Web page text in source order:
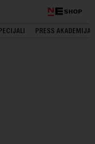
SHOP
PRESS AKADEMIJA